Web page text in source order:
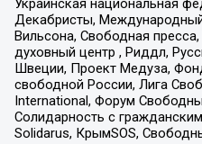
Украинская национальная
Декабристы,
Вильсона, Свободная
духовный центр , Риддл,
Швеции, Проект Медуза,
свободной России, Лига
International, Форум
Солидарность с
Solidarus, КрымSOS,